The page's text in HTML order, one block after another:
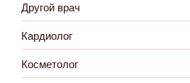
Другой врач
Кардиолог
Косметолог